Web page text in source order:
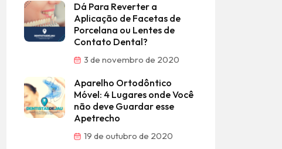
Dá Para Reverter a
Aplicação de Facetas de
Porcelana ou Lentes de
Contato Dental?
3 de novembro de 2020
Aparelho Ortodôntico
Móvel: 4 Lugares onde Você
não deve Guardar esse
Apetrecho
19 de outubro de 2020